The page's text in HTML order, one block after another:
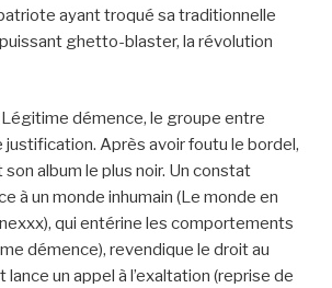
ayant troqué sa traditionnelle
ghetto-blaster, la révolution
démence, le groupe entre
justification. Après avoir foutu le bordel,
son album le plus noir. Un constat
à un monde inhumain (Le monde en
qui entérine les comportements
démence), revendique le droit au
lance un appel à l’exaltation (reprise de